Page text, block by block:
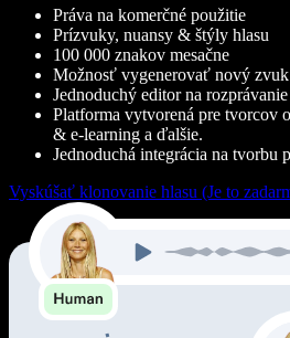
Práva na komerčné použitie
Prízvuky, nuansy & štýly hlasu
100 000 znakov mesačne
Možnosť vygenerovať nový zvuk
Jednoduchý editor na
Platforma vytvorená pre tvorcov
& e-learning a ďalšie.
Jednoduchá integrácia na tvorbu
Vyskúšať klonovanie hlasu (Je to